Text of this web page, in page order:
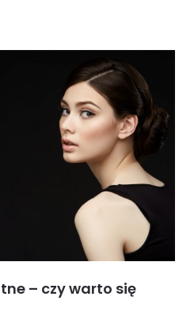
– czy warto się